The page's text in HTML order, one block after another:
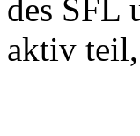
des SFL
aktiv